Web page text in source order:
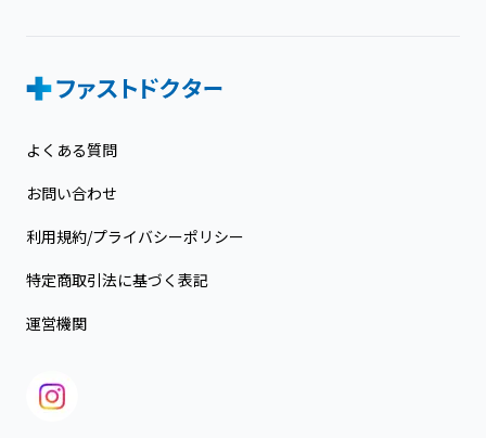
よくある質問
お問い合わせ
利用規約/プライバシーポリシー
特定商取引法に基づく表記
運営機関